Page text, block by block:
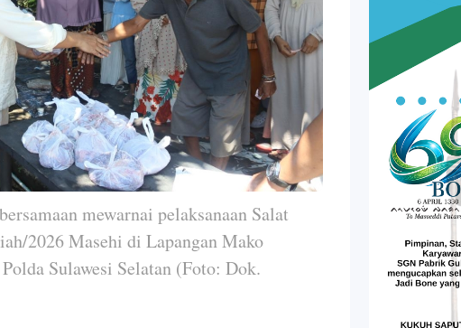
mewarnai pelaksanaan Salat
2026 Masehi di Lapangan Mako
Sulawesi Selatan (Foto: Dok.